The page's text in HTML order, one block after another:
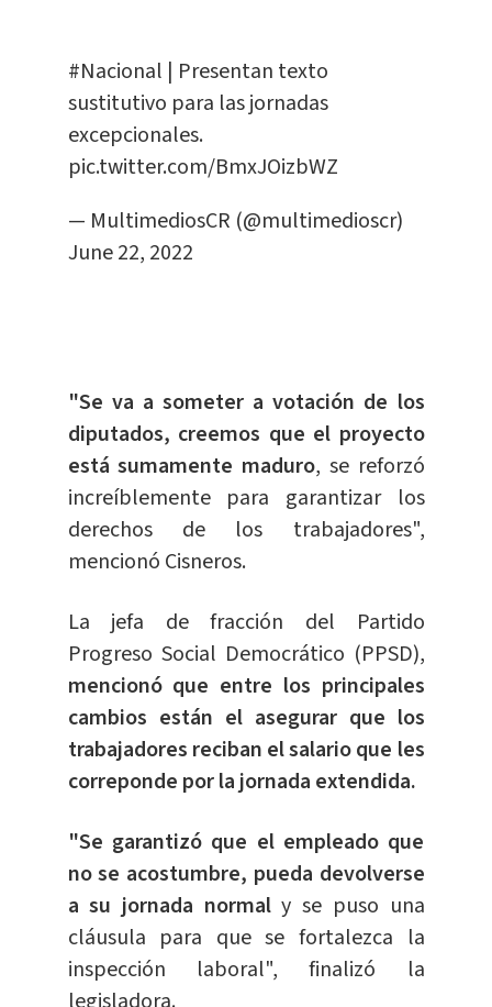
#Nacional | Presentan texto
sustitutivo para las jornadas
excepcionales.
pic.twitter.com/BmxJOizbWZ
— MultimediosCR (@multimedioscr)
June 22, 2022
"Se va a someter a votación de los
diputados, creemos que el proyecto
está sumamente maduro, se reforzó
increíblemente para garantizar los
derechos de los trabajadores",
mencionó Cisneros.
La jefa de fracción del Partido
Progreso Social Democrático (PPSD),
mencionó que entre los principales
cambios están el asegurar que los
trabajadores reciban el salario que les
correponde por la jornada extendida.
"Se garantizó que el empleado que
no se acostumbre, pueda devolverse
a su jornada normaly se puso una
cláusula para que se fortalezca la
inspección laboral", finalizó la